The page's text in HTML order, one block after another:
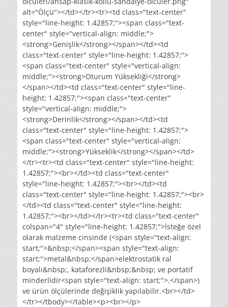
alt="Ölçü"></td></tr><tr><td class="text-center"
style="line-height: 1.42857;"><span class="text-
center" style="vertical-align: middle;">
<strong>Genişlik</strong></span></td><td
class="text-center" style="line-height: 1.42857;">
<span class="text-center" style="vertical-align:
middle;"><strong>Oturum Yüksekliği</strong>
</span></td><td class="text-center" style="line-
height: 1.42857;"><span class="text-center"
style="vertical-align: middle;">
<strong>Derinlik</strong></span></td><td
class="text-center" style="line-height: 1.42857;">
<span class="text-center" style="vertical-align:
middle;"><strong>Yükseklik</strong></span></td>
</tr><tr><td class="text-center" style="line-height:
1.42857;"><br></td><td class="text-center"
style="line-height: 1.42857;"><br></td><td
class="text-center" style="line-height: 1.42857;"><br>
</td><td class="text-center" style="line-height:
1.42857;"><br></td></tr><tr><td class="text-center"
colspan="4" style="line-height: 1.42857;">İsteğe özel
olarak malzeme cinsinde (<span style="text-align:
start;">&nbsp;</span><span style="text-align:
start;">metal&nbsp;</span>elektrostatik ral
boyalı&nbsp;, kataforezli&nbsp;&nbsp; ve portatif
minderlidir<span style="text-align: start;">.</span>)
ve ürün ölçülerinde değişiklik yapılabilir.<br></td>
</tr></tbody></table><p><br></p>